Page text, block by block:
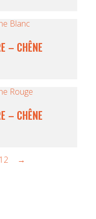
– CHÊNE
– CHÊNE
12 →